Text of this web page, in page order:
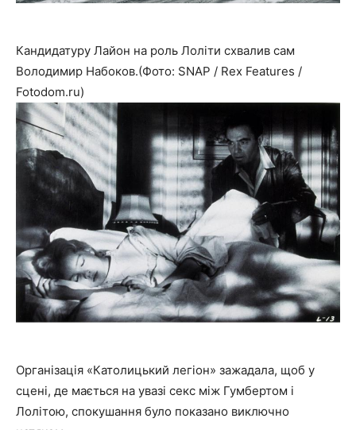
Кандидатуру Лайон на роль Лоліти схвалив сам
Володимир Набоков.(Фото: SNAP / Rex Features /
Fotodom.ru)
Організація «Католицький легіон» зажадала, щоб у
сцені, де мається на увазі секс між Гумбертом і
Лолітою, спокушання було показано виключно